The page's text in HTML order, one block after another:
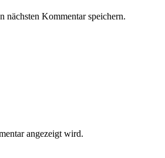
nächsten Kommentar speichern.
angezeigt wird.